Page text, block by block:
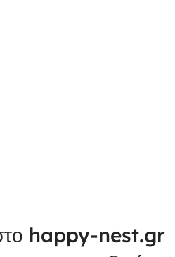
happy-nest.gr